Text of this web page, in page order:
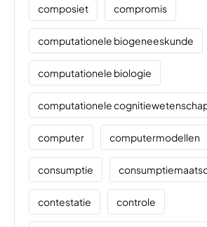
composiet compromis
computationele biogeneeskunde
computationele biologie
computationele
computer computermodellen
consumptie
contestatie controle